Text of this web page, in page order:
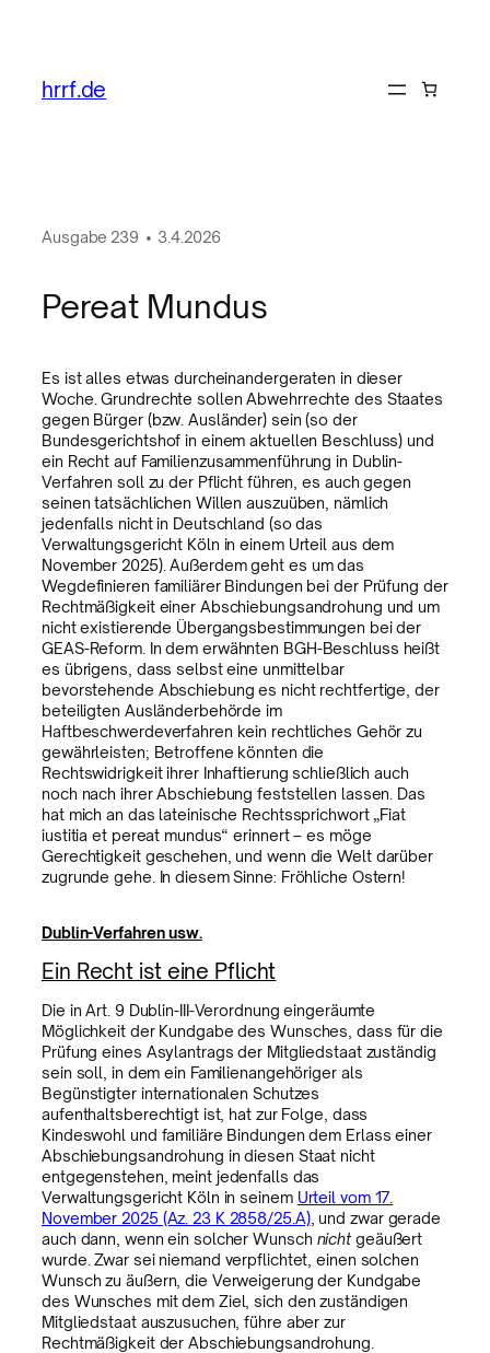
hrrf.de
Ausgabe 239• 3.4.2026
Pereat Mundus
Es ist alles etwas durcheinandergeraten in dieser
Woche. Grundrechte sollen Abwehrrechte des Staates
gegen Bürger (bzw. Ausländer) sein (so der
Bundesgerichtshof in einem aktuellen Beschluss) und
ein Recht auf Familienzusammenführung in Dublin-
Verfahren soll zu der Pflicht führen, es auch gegen
seinen tatsächlichen Willen auszuüben, nämlich
jedenfalls nicht in Deutschland (so das
Verwaltungsgericht Köln in einem Urteil aus dem
November 2025). Außerdem geht es um das
Wegdefinieren familiärer Bindungen bei der Prüfung der
Rechtmäßigkeit einer Abschiebungsandrohung und um
nicht existierende Übergangsbestimmungen bei der
GEAS-Reform. In dem erwähnten BGH-Beschluss heißt
es übrigens, dass selbst eine unmittelbar
bevorstehende Abschiebung es nicht rechtfertige, der
beteiligten Ausländerbehörde im
Haftbeschwerdeverfahren kein rechtliches Gehör zu
gewährleisten; Betroffene könnten die
Rechtswidrigkeit ihrer Inhaftierung schließlich auch
noch nach ihrer Abschiebung feststellen lassen. Das
hat mich an das lateinische Rechtssprichwort „Fiat
iustitia et pereat mundus“ erinnert – es möge
Gerechtigkeit geschehen, und wenn die Welt darüber
zugrunde gehe. In diesem Sinne: Fröhliche Ostern!
Dublin-Verfahren usw.
Ein Recht ist eine Pflicht
Die in Art. 9 Dublin-III-Verordnung eingeräumte
Möglichkeit der Kundgabe des Wunsches, dass für die
Prüfung eines Asylantrags der Mitgliedstaat zuständig
sein soll, in dem ein Familienangehöriger als
Begünstigter internationalen Schutzes
aufenthaltsberechtigt ist, hat zur Folge, dass
Kindeswohl und familiäre Bindungen dem Erlass einer
Abschiebungsandrohung in diesen Staat nicht
entgegenstehen, meint jedenfalls das
Verwaltungsgericht Köln in seinem Urteil vom 17.
November 2025 (Az. 23 K 2858/25.A), und zwar gerade
auch dann, wenn ein solcher Wunsch nichtgeäußert
wurde. Zwar sei niemand verpflichtet, einen solchen
Wunsch zu äußern, die Verweigerung der Kundgabe
des Wunsches mit dem Ziel, sich den zuständigen
Mitgliedstaat auszusuchen, führe aber zur
Rechtmäßigkeit der Abschiebungsandrohung.